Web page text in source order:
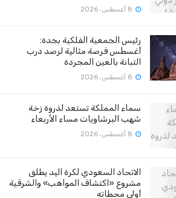
رئيس الجمعية الفلكية بجدة:
أغسطس فرصة مثالية لرصد درب
التبانة بالعين المجردة
سماء المملكة تستعد لذروة زخة
شهب البرشاويات مساء الأربعاء
الاتحاد السعودي لكرة اليد يطلق
مشروع «اكتشاف المواهب» والشرقية
أولى محطاته